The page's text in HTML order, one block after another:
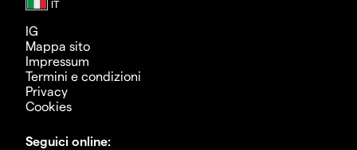
IG
Mappa sito
Impressum
Termini e condizioni
Privacy
Cookies
Seguici online: